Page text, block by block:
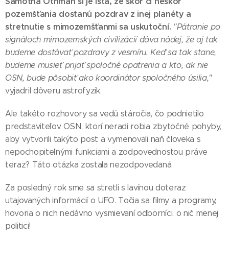
pozemšťania dostanú pozdrav z inej planéty a
stretnutie s mimozemšťanmi sa uskutoční. "Pátranie po
signáloch mimozemských civilizácií dáva nádej, že aj tak
budeme dostávať pozdravy z vesmíru. Keď sa tak stane,
budeme musieť prijať spoločné opatrenia a kto, ak nie
OSN, bude pôsobiť ako koordinátor spoločného úsilia,"
vyjadril dôveru astrofyzik.
Ale takéto rozhovory sa vedú stáročia, čo podnietilo
predstaviteľov OSN, ktorí neradi robia zbytočné pohyby,
aby vytvorili takýto post a vymenovali naň človeka s
nepochopiteľnými funkciami a zodpovednosťou práve
teraz? Táto otázka zostala nezodpovedaná.
Za posledný rok sme sa stretli s lavínou doteraz
utajovaných informácií o UFO. Točia sa filmy a programy,
hovoria o nich nedávno vysmievaní odborníci, o nič menej
politici!